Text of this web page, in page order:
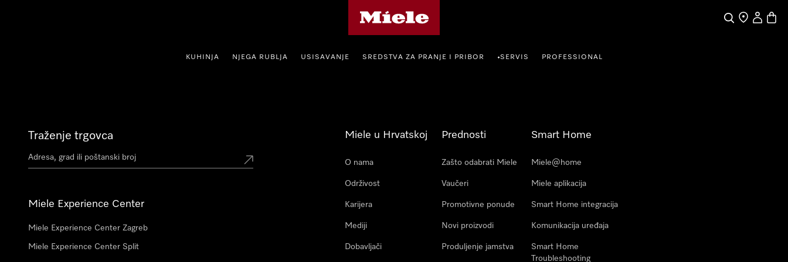
PretragaTraženjeKorisnički
KUHINJA NJEGA RUBLJA USISAVANJE SREDSTVA ZA PRANJE I PRIBOR •SERVIS PROFESSIONAL
Traženje trgovca
Miele Experience Center
Miele Experience Center Zagreb
Miele Experience Center Split
Miele u Hrvatskoj
O nama
Održivost
Karijera
Mediji
Dobavljači
Prednosti
Zašto odabrati Miele
Vaučeri
Promotivne ponude
Novi proizvodi
Produljenje jamstva
Smart Home
Miele@home
Miele aplikacija
Smart Home integracija
Komunikacija uređaja
Smart Home
Troubleshooting